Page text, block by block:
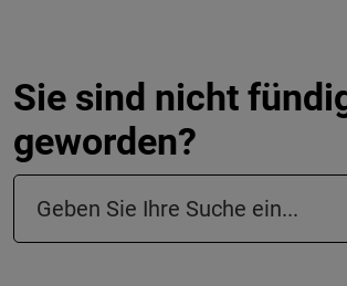
Sie sind nicht
geworden?
Suchfeld in der Fußzeile